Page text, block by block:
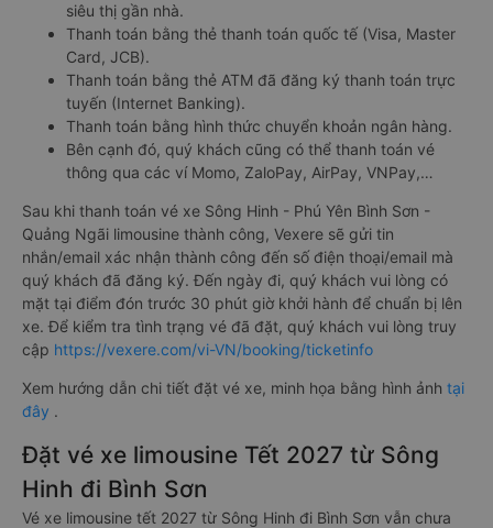
siêu thị gần nhà.
Thanh toán bằng thẻ thanh toán quốc tế (Visa, Master
Card, JCB).
Thanh toán bằng thẻ ATM đã đăng ký thanh toán trực
tuyến (Internet Banking).
Thanh toán bằng hình thức chuyển khoản ngân hàng.
Bên cạnh đó, quý khách cũng có thể thanh toán vé
thông qua các ví Momo, ZaloPay, AirPay, VNPay,…
Sau khi thanh toán vé xe Sông Hinh - Phú Yên Bình Sơn -
Quảng Ngãi limousine thành công, Vexere sẽ gửi tin
nhắn/email xác nhận thành công đến số điện thoại/email mà
quý khách đã đăng ký. Đến ngày đi, quý khách vui lòng có
mặt tại điểm đón trước 30 phút giờ khởi hành để chuẩn bị lên
xe. Để kiểm tra tình trạng vé đã đặt, quý khách vui lòng truy
cập https://vexere.com/vi-VN/booking/ticketinfo
Xem hướng dẫn chi tiết đặt vé xe, minh họa bằng hình ảnh tại
đây .
Đặt vé xe limousine Tết 2027 từ Sông
Hinh đi Bình Sơn
Vé xe limousine tết 2027 từ Sông Hinh đi Bình Sơn vẫn chưa